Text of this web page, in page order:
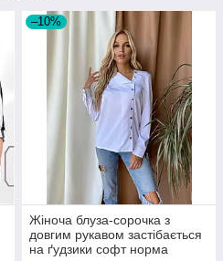
–10%
Жіноча блуза-сорочка з
довгим рукавом застібається
на ґудзики софт норма